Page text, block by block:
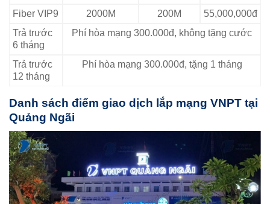
Fiber VIP9
2000M 200M
55,000,000đ
Trả trước
6 tháng
Phí hòa mạng 300.000đ, không tặng cước
Trả trước
12 tháng
Phí hòa mạng 300.000đ, tặng 1 tháng
Danh sách điểm giao dịch lắp mạng VNPT tại
Quảng Ngãi